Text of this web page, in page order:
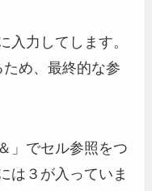
力してします。
め、最終的な参
」でセル参照をつ
は３が入っていま